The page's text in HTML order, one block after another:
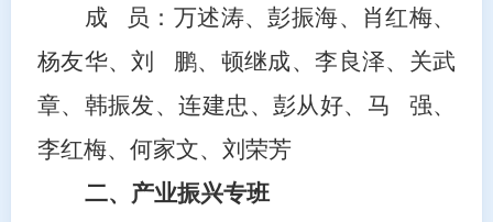
成
员：万述涛、彭振海、肖红梅、
杨友华、刘
鹏、顿继成、李良泽、关武
章、韩振发、连建忠、彭从好、马
强、
李红梅、何家文、刘荣芳
二、产业振兴专班